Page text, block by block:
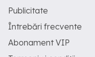
Publicitate
Întrebări frecvente
Abonament VIP